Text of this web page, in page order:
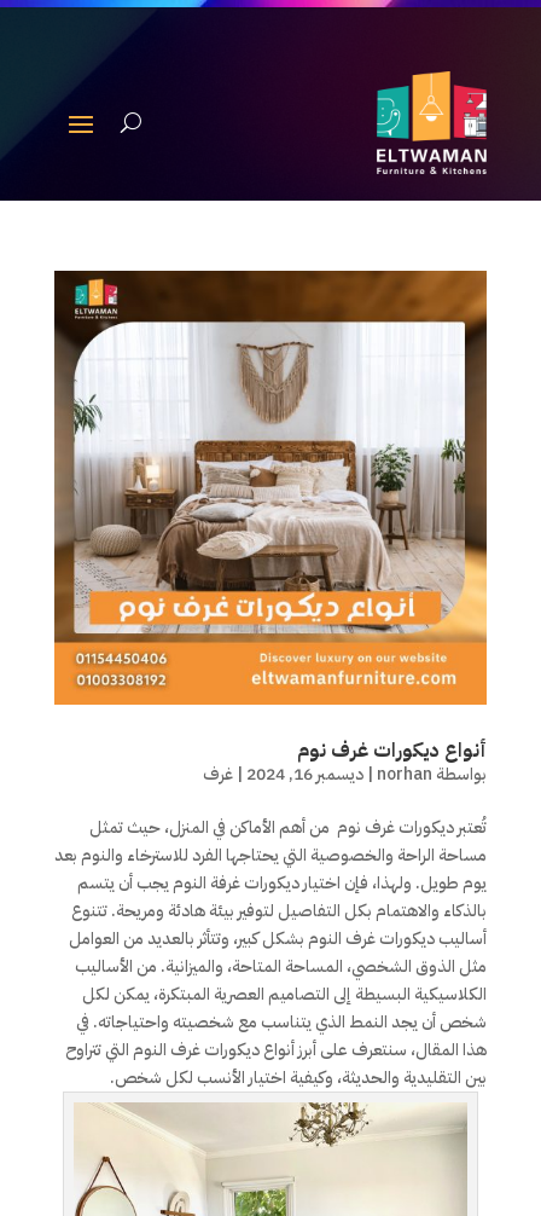
أنواع ديكورات غرف نوم
بواسطة norhan
| ديسمبر 16, 2024 | غرف
تُعتبر ديكورات غرف نوم من أهم الأماكن في المنزل، حيث تمثل
مساحة الراحة والخصوصية التي يحتاجها الفرد للاسترخاء والنوم بعد
يوم طويل. ولهذا، فإن اختيار ديكورات غرفة النوم يجب أن يتسم
بالذكاء والاهتمام بكل التفاصيل لتوفير بيئة هادئة ومريحة. تتنوع
أساليب ديكورات غرف النوم بشكل كبير، وتتأثر بالعديد من العوامل
مثل الذوق الشخصي، المساحة المتاحة، والميزانية. من الأساليب
الكلاسيكية البسيطة إلى التصاميم العصرية المبتكرة، يمكن لكل
شخص أن يجد النمط الذي يتناسب مع شخصيته واحتياجاته. في
هذا المقال، سنتعرف على أبرز أنواع ديكورات غرف النوم التي تتراوح
بين التقليدية والحديثة، وكيفية اختيار الأنسب لكل شخص.